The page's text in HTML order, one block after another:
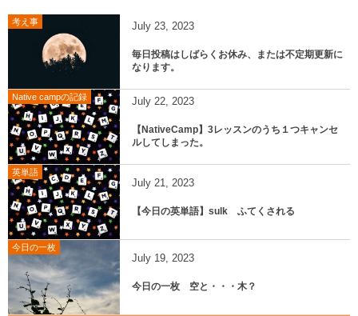
考え事 July 23, 2023
毎日投稿はしばらくお休み、または不定期更新に
なります。
Native campの記録 July 22, 2023
【NativeCamp】3レッスンのうち１つキャンセ
ルしてしまった。
英単語
July 21, 2023
【今日の英単語】sulk ふてくされる
今日の一枚
July 19, 2023
今日の一枚 空と・・・木？